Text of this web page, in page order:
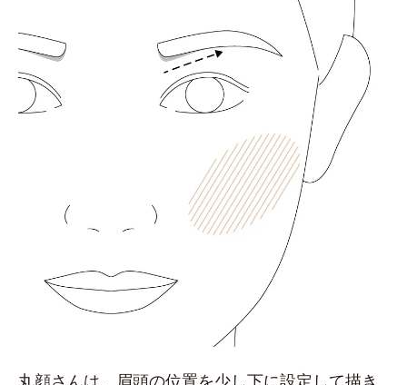
丸顔さんは、眉頭の位置を少し下に設定して描き